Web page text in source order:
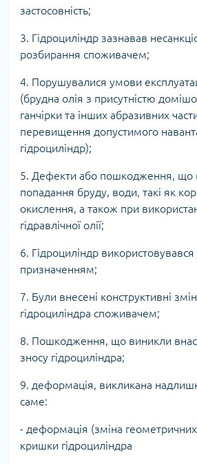
застосовність;
3. Гідроциліндр зазнавав
розбирання споживачем;
4. Порушувалися умови
(брудна олія з присутністю
ганчірки та інших абразивних
перевищення допустимого
гідроциліндр);
5. Дефекти або пошкодження, що
попадання бруду, води, такі як
окислення, а також при
гідравлічної олії;
6. Гідроциліндр використовувався
призначенням;
7. Були внесені конструктивні
гідроциліндра споживачем;
8. Пошкодження, що виникли
зносу гідроциліндра;
9. деформація, викликана
саме:
- деформація (зміна геометричних
кришки гідроциліндра